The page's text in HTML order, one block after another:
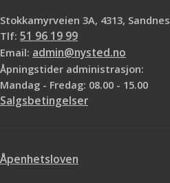
Stokkamyrveien 3A, 4313, Sandnes
Tlf: 51 96 19 99
Email: admin@nysted.no
Åpningstider administrasjon:
Mandag - Fredag: 08.00 - 15.00
Salgsbetingelser
Åpenhetsloven